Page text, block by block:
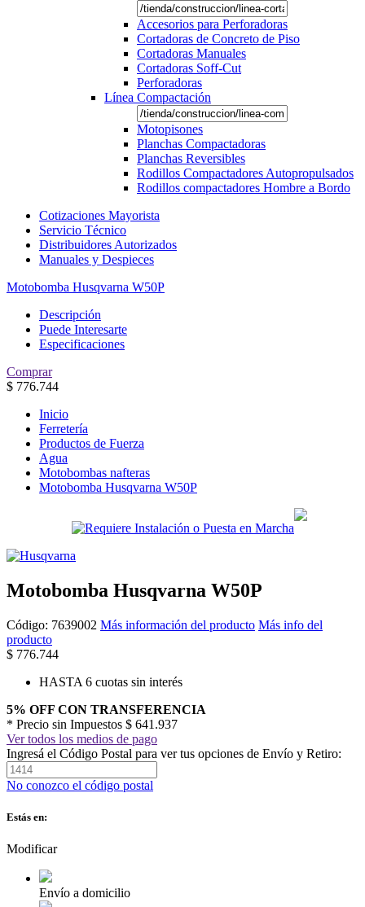
Accesorios para Perforadoras
Cortadoras de Concreto de Piso
Cortadoras Manuales
Cortadoras Soff-Cut
Perforadoras
Línea Compactación
Motopisones
Planchas Compactadoras
Planchas Reversibles
Rodillos Compactadores Autopropulsados
Rodillos compactadores Hombre a Bordo
Cotizaciones Mayorista
Servicio Técnico
Distribuidores Autorizados
Manuales y Despieces
Motobomba Husqvarna W50P
Descripción
Puede Interesarte
Especificaciones
Comprar
$ 776.744
Inicio
Ferretería
Productos de Fuerza
Agua
Motobombas nafteras
Motobomba Husqvarna W50P
Motobomba Husqvarna W50P
Código: 7639002 Más información del producto Más info del
producto
$ 776.744
HASTA 6 cuotas sin interés
5% OFF CON TRANSFERENCIA
* Precio sin Impuestos $ 641.937
Ver todos los medios de pago
Ingresá el Código Postal para ver tus opciones de Envío y Retiro:
No conozco el código postal
Estás en:
Modificar
Envío a domicilio